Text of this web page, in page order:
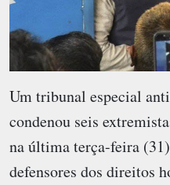
Um tribunal especial
condenou seis
na última terça-feira
defensores dos direitos